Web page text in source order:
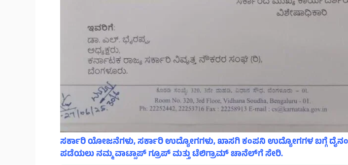
ಸರ್ಕಾರಿ ಯೋಜನೆಗಳು, ಸರ್ಕಾರಿ ಉದ್ಯೋಗಗಳು, ಖಾಸಗಿ ಕಂಪನಿ ಉದ್ಯೋಗಗಳ ಬಗ್ಗೆ
ಪಡೆಯಲು ನಮ್ಮ ವಾಟ್ಸಾಪ್ ಗ್ರೂಪ್ ಮತ್ತು ಟೆಲಿಗ್ರಾಮ್ ಚಾನೆಲ್‌ಗೆ ಸೇರಿ.